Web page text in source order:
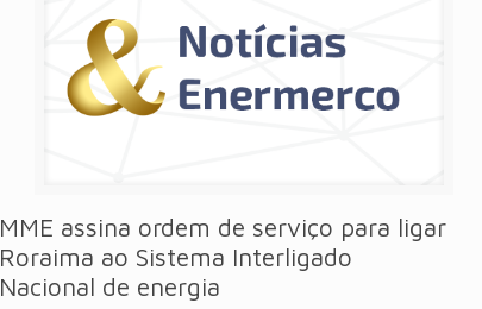
MME assina ordem de serviço para ligar
Roraima ao Sistema Interligado
Nacional de energia